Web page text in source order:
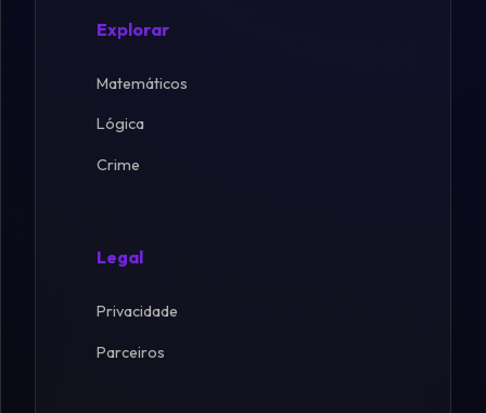
Explorar
Matemáticos
Lógica
Crime
Legal
Privacidade
Parceiros